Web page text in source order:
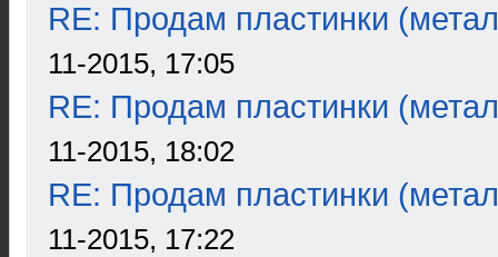
RE: Продам пластинки
11-2015, 17:05
RE: Продам пластинки
11-2015, 18:02
RE: Продам пластинки
11-2015, 17:22